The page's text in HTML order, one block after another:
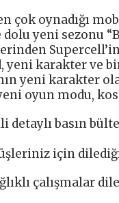
çok oynadığı
yeni sezonu
yeni karakter ve
yeni karakter
oyun modu,
detaylı basın
için
çalışmalar